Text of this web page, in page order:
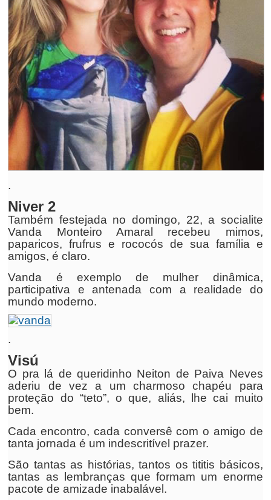
.
Niver 2
Também festejada no domingo, 22, a socialite
Vanda Monteiro Amaral recebeu mimos,
paparicos, frufrus e rococós de sua família e
amigos, é claro.
Vanda é exemplo de mulher dinâmica,
participativa e antenada com a realidade do
mundo moderno.
.
Visú
O pra lá de queridinho Neiton de Paiva Neves
aderiu de vez a um charmoso chapéu para
proteção do “teto”, o que, aliás, lhe cai muito
bem.
Cada encontro, cada conversê com o amigo de
tanta jornada é um indescritível prazer.
São tantas as histórias, tantos os tititis básicos,
tantas as lembranças que formam um enorme
pacote de amizade inabalável.